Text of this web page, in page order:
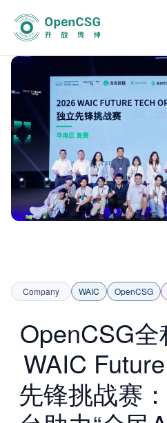
Company WAIC OpenCSG
OpenCSG
WAIC
先锋挑战赛